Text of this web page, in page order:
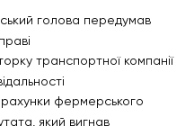
голова передумав
транспортної компанії
фермерського
який вигнав